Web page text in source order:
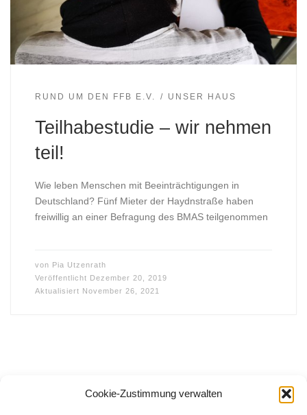
Cookie-Zustimmung verwalten
RUND UM DEN FFB E.V. UNSER HAUS
Teilhabestudie – wir nehmen
teil!
Wie leben Menschen mit Beeinträchtigungen in
Deutschland? Fünf Mieter der Haydnstraße haben
freiwillig an einer Befragung des BMAS teilgenommen
von Pia Utzenrath
Veröffentlicht Dezember 20, 2019
Aktualisiert November 26, 2021
Beitragsnavigation